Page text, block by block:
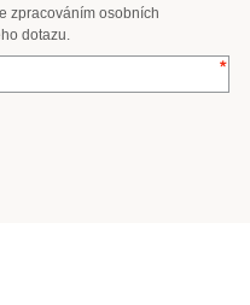
zpracováním osobních
dotazu.